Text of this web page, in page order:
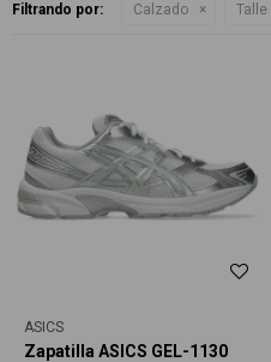
Filtrando por: Calzado Talle
ASICS
Zapatilla ASICS GEL-1130